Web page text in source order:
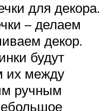
для декора.
– делаем
декор.
будут
их между
ручным